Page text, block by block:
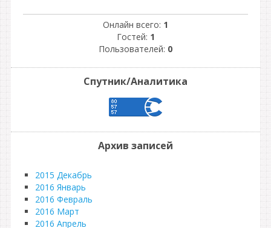
Онлайн всего: 1
Гостей: 1
Пользователей: 0
Спутник/Аналитика
Архив записей
2015 Декабрь
2016 Январь
2016 Февраль
2016 Март
2016 Апрель